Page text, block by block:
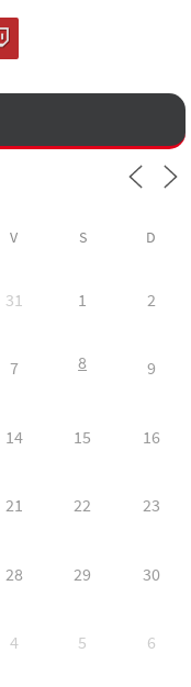
V S D
31 1 2
7 8 9
14 15 16
21 22 23
28 29 30
4 5 6